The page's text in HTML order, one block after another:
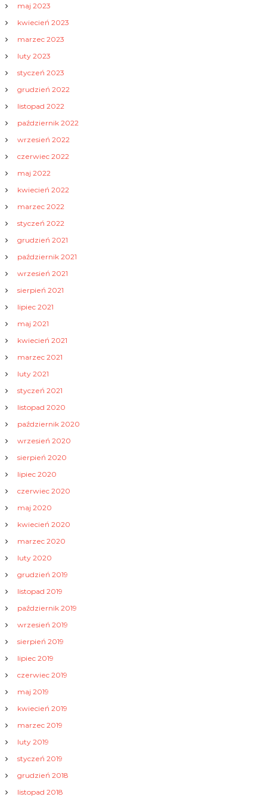
maj 2023
kwiecień 2023
marzec 2023
luty 2023
styczeń 2023
grudzień 2022
listopad 2022
październik 2022
wrzesień 2022
czerwiec 2022
maj 2022
kwiecień 2022
marzec 2022
styczeń 2022
grudzień 2021
październik 2021
wrzesień 2021
sierpień 2021
lipiec 2021
maj 2021
kwiecień 2021
marzec 2021
luty 2021
styczeń 2021
listopad 2020
październik 2020
wrzesień 2020
sierpień 2020
lipiec 2020
czerwiec 2020
maj 2020
kwiecień 2020
marzec 2020
luty 2020
grudzień 2019
listopad 2019
październik 2019
wrzesień 2019
sierpień 2019
lipiec 2019
czerwiec 2019
maj 2019
kwiecień 2019
marzec 2019
luty 2019
styczeń 2019
grudzień 2018
listopad 2018